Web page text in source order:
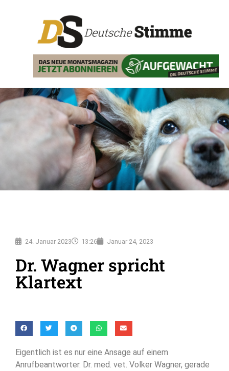
24. Januar 2023 13:26 Januar 24, 2023
Dr. Wagner spricht
Klartext
Eigentlich ist es nur eine Ansage auf einem
Anrufbeantworter. Dr. med. vet. Volker Wagner, gerade